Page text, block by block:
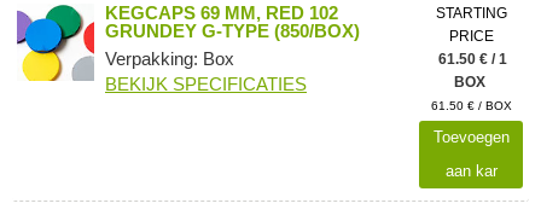
KEGCAPS 69 MM, RED 102
GRUNDEY G-TYPE (850/BOX)
Verpakking: Box
BEKIJK SPECIFICATIES
STARTING
PRICE
61.50 € / 1
BOX
61.50 € / BOX
Toevoegen
aan kar